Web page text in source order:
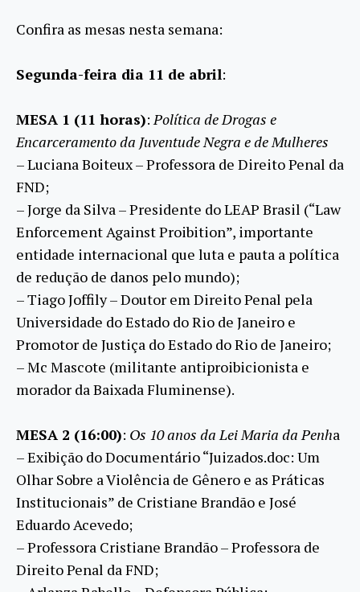
Confira as mesas nesta semana:
Segunda-feira dia 11 de abril:
MESA 1 (11 horas): Política de Drogas e
Encarceramento da Juventude Negra e de Mulheres
– Luciana Boiteux – Professora de Direito Penal da
FND;
– Jorge da Silva – Presidente do LEAP Brasil (“Law
Enforcement Against Proibition”, importante
entidade internacional que luta e pauta a política
de redução de danos pelo mundo);
– Tiago Joffily – Doutor em Direito Penal pela
Universidade do Estado do Rio de Janeiro e
Promotor de Justiça do Estado do Rio de Janeiro;
– Mc Mascote (militante antiproibicionista e
morador da Baixada Fluminense).
MESA 2 (16:00): Os 10 anos da Lei Maria da Penha
– Exibição do Documentário “Juizados.doc: Um
Olhar Sobre a Violência de Gênero e as Práticas
Institucionais” de Cristiane Brandão e José
Eduardo Acevedo;
– Professora Cristiane Brandão – Professora de
Direito Penal da FND;